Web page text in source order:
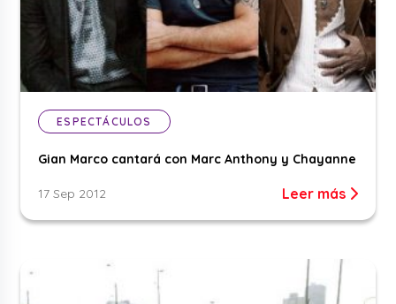
ESPECTÁCULOS
Gian Marco cantará con Marc Anthony y Chayanne
17 Sep 2012 Leer más